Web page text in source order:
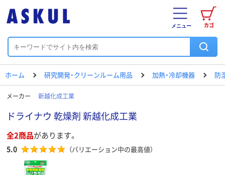
カゴ
メニュー
ホーム 研究開発・クリーンルーム用品 加熱・冷却機器 防
メーカー 新越化成工業
ドライナウ 乾燥剤 新越化成工業
全2商品があります。
5.0 （バリエーション中の最高値）